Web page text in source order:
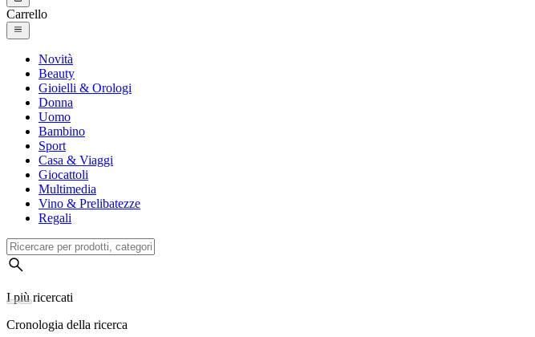
Carrello
Novità
Beauty
Gioielli & Orologi
Donna
Uomo
Bambino
Sport
Casa & Viaggi
Giocattoli
Multimedia
Vino & Prelibatezze
Regali
I più ricercati
Cronologia della ricerca